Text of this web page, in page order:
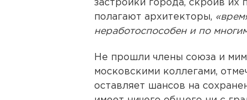
застройки города, скроив их
полагают архитекторы,
неработоспособен и по
Не прошли члены союза и
московскими коллегами,
оставляет шансов на